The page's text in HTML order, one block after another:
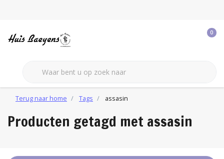
0
Terug naar home Tags assasin
Producten getagd met assasin